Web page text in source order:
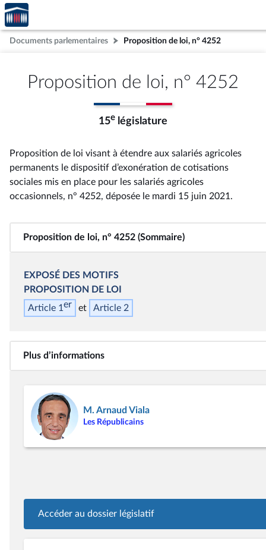
Aller au contenu
Aller en bas de la page
Accèder
à la
page
d'accueil
Documents parlementaires Proposition de loi, n° 4252
Proposition de loi, n° 4252
15e législature
Proposition de loi visant à étendre aux salariés agricoles
permanents le dispositif d’exonération de cotisations
sociales mis en place pour les salariés agricoles
occasionnels, n° 4252, déposée le mardi 15 juin 2021 .
Proposition de loi, n° 4252 (Sommaire)
EXPOSÉ DES MOTIFS
PROPOSITION DE LOI
Article 1er Article 2
Plus d’informations
M. Arnaud Viala
Les Républicains
Accéder au dossier législatif